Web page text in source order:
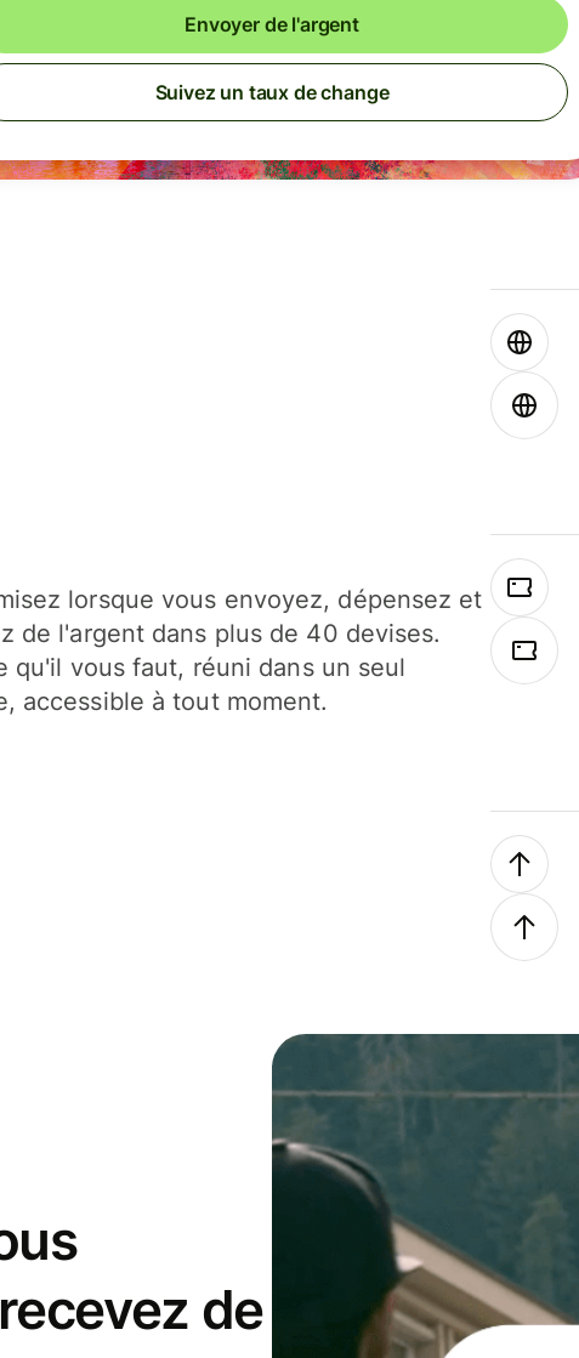
Envoyer de l'argent
Suivez un taux de change
lorsque vous envoyez, dépensez et
de l'argent dans plus de 40 devises.
qu'il vous faut, réuni dans un seul
accessible à tout moment.
de